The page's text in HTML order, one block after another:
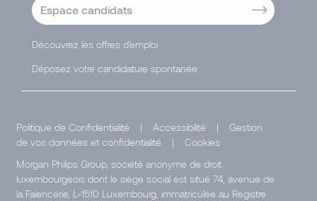
Espace candidats
Découvrez les offres d'emploi
Déposez votre candidature spontanée
Politique de Confidentialité | Accessibilité |
Gestion
de vos données et confidentialité
|
Cookies
Morgan Philips Group, société anonyme de droit
luxembourgeois dont le siège social est situé 74, avenue de
la Faïencerie, L-1510 Luxembourg, immatriculée au Registre